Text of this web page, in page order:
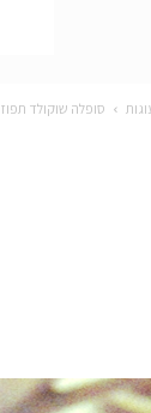
סופלה שוקולד תפוז